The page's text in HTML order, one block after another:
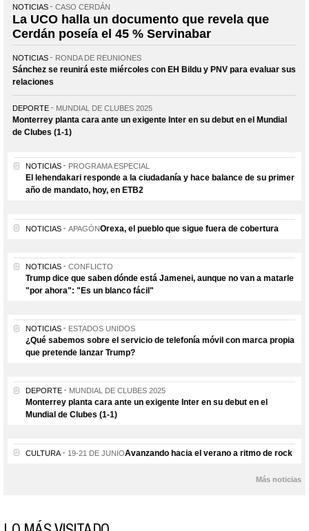
NOTICIAS CASO CERDÁN
La UCO halla un documento que revela que
Cerdán poseía el 45 % Servinabar
NOTICIAS RONDA DE REUNIONES
Sánchez se reunirá este miércoles con EH Bildu y PNV para evaluar sus
relaciones
DEPORTE MUNDIAL DE CLUBES 2025
Monterrey planta cara ante un exigente Inter en su debut en el Mundial
de Clubes (1-1)
NOTICIAS PROGRAMA ESPECIAL
El lehendakari responde a la ciudadanía y hace balance de su primer
año de mandato, hoy, en ETB2
NOTICIAS APAGÓNOrexa, el pueblo que sigue fuera de cobertura
NOTICIAS CONFLICTO
Trump dice que saben dónde está Jamenei, aunque no van a matarle
"por ahora": "Es un blanco fácil"
NOTICIAS ESTADOS UNIDOS
¿Qué sabemos sobre el servicio de telefonía móvil con marca propia
que pretende lanzar Trump?
DEPORTE MUNDIAL DE CLUBES 2025
Monterrey planta cara ante un exigente Inter en su debut en el
Mundial de Clubes (1-1)
CULTURA 19-21 DE JUNIOAvanzando hacia el verano a ritmo de rock
Más noticias